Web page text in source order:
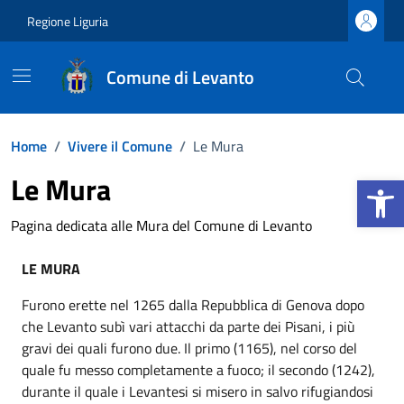
Apri la
Regione Liguria
Comune di Levanto
Home / Vivere il Comune / Le Mura
Le Mura
Pagina dedicata alle Mura del Comune di Levanto
LE MURA
Furono erette nel 1265 dalla Repubblica di Genova dopo
che Levanto subì vari attacchi da parte dei Pisani, i più
gravi dei quali furono due. Il primo (1165), nel corso del
quale fu messo completamente a fuoco; il secondo (1242),
durante il quale i Levantesi si misero in salvo rifugiandosi